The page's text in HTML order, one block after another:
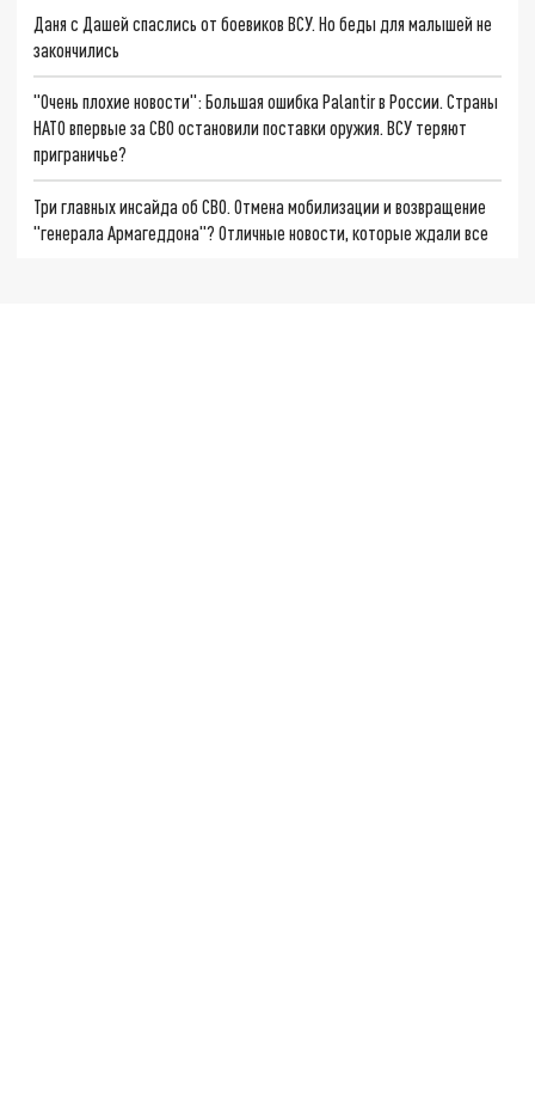
Даня с Дашей спаслись от боевиков ВСУ. Но беды для малышей не
закончились
"Очень плохие новости": Большая ошибка Palantir в России. Страны
НАТО впервые за СВО остановили поставки оружия. ВСУ теряют
приграничье?
Три главных инсайда об СВО. Отмена мобилизации и возвращение
"генерала Армагеддона"? Отличные новости, которые ждали все